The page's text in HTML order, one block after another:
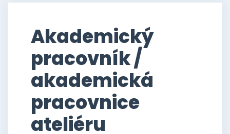
Akademický
pracovník /
akademická
pracovnice
ateliéru